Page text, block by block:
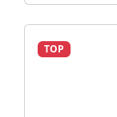
TOP